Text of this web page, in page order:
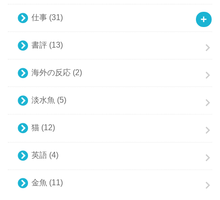
仕事 (31)
書評 (13)
海外の反応 (2)
淡水魚 (5)
猫 (12)
英語 (4)
金魚 (11)